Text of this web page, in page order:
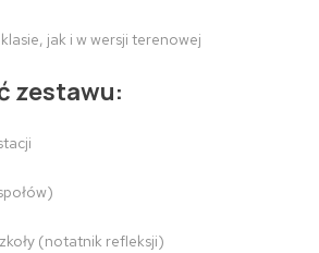
jak i w wersji terenowej
zestawu:
(notatnik refleksji)